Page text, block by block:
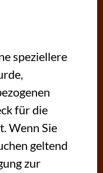
speziellere
für die
Wenn Sie
geltend
zur